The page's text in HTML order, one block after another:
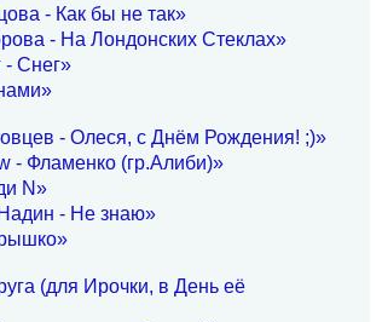
- Как бы не так»
- На Лондонских Стеклах»
- Снег»
- Олеся, с Днём Рождения! ;)»
- Фламенко (гр.Алиби)»
N»
- Не знаю»
(для Ирочки, в День её